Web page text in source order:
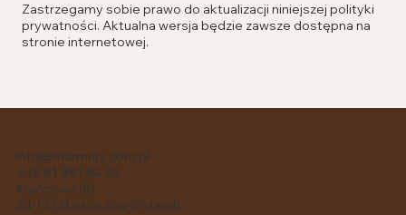
Zastrzegamy sobie prawo do aktualizacji niniejszej polityki
prywatności. Aktualna wersja będzie zawsze dostępna na
stronie internetowej.
info@marmury.com.pl
+48 81 881 84 26
Krańcowa 88
24-173 Markuszów (Poland)